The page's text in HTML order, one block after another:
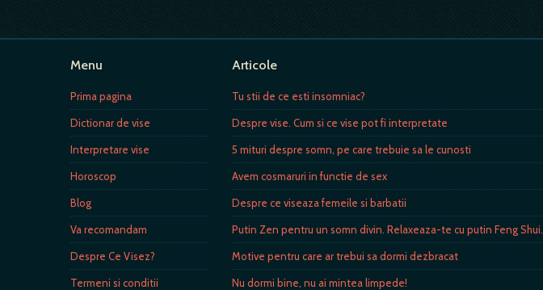
Menu
Prima pagina
Dictionar de vise
Interpretare vise
Horoscop
Blog
Va recomandam
Despre Ce Visez?
Termeni si conditii
Articole
Tu stii de ce esti insomniac?
Despre vise. Cum si ce vise pot fi interpretate
5 mituri despre somn, pe care trebuie sa le cunosti
Avem cosmaruri in functie de sex
Despre ce viseaza femeile si barbatii
Putin Zen pentru un somn divin. Relaxeaza-te cu putin Feng Shui.
Motive pentru care ar trebui sa dormi dezbracat
Nu dormi bine, nu ai mintea limpede!